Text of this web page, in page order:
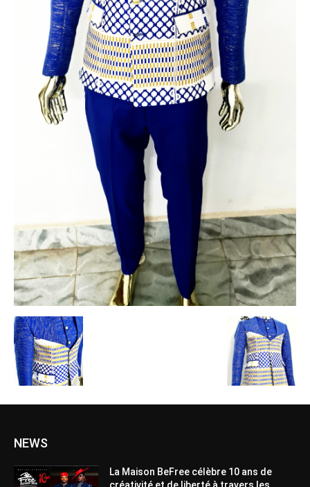
NEWS
La Maison BeFree célèbre 10 ans de
créativité et de liberté à travers les